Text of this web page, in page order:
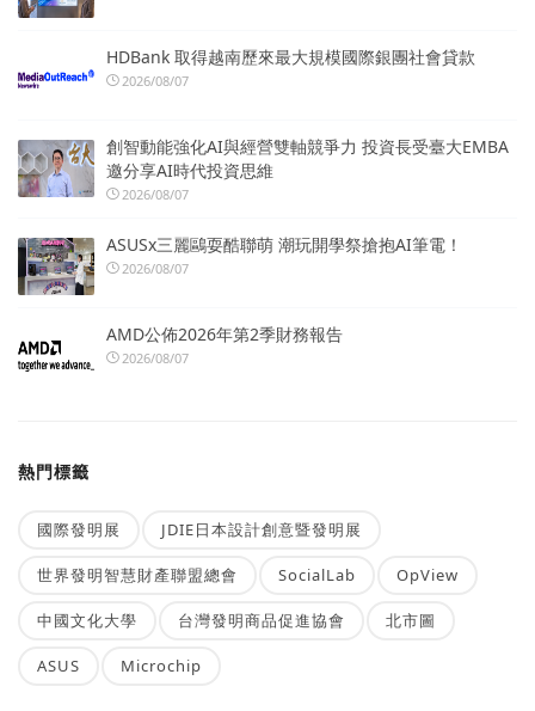
HDBank 取得越南歷來最大規模國際銀團社會貸款
2026/08/07
創智動能強化AI與經營雙軸競爭力 投資長受臺大EMBA
邀分享AI時代投資思維
2026/08/07
ASUSx三麗鷗耍酷聯萌 潮玩開學祭搶抱AI筆電！
2026/08/07
AMD公佈2026年第2季財務報告
2026/08/07
熱門標籤
國際發明展 JDIE日本設計創意暨發明展
世界發明智慧財產聯盟總會 SocialLab OpView
中國文化大學 台灣發明商品促進協會 北市圖
ASUS Microchip